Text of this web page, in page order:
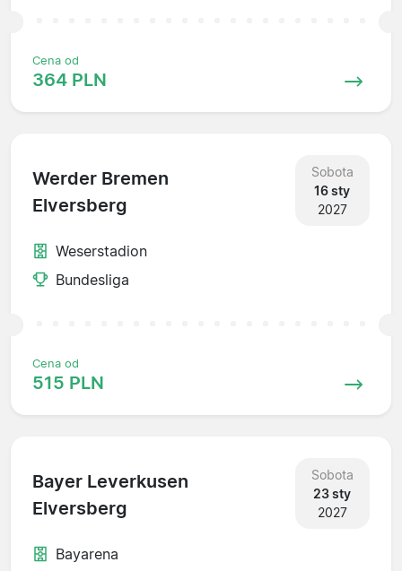
Cena od
364 PLN
Werder Bremen
Elversberg
Sobota
16 sty
2027
Weserstadion
Bundesliga
Cena od
515 PLN
Bayer Leverkusen
Elversberg
Sobota
23 sty
2027
Bayarena